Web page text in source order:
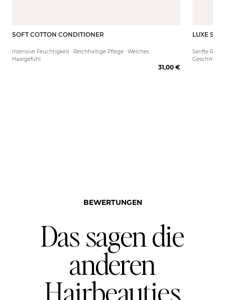
150 ml
SOFT COTTON CONDITIONER
Intensive Feuchtigkeit · Reichhaltige Pflege · Weiches
Haargefühl
31,00 €
LUXE
Sanfte
BEWERTUNGEN
Das sagen die
anderen
Hairbeauties